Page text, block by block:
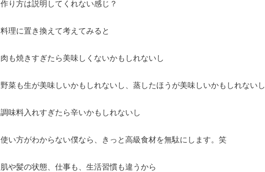
作り方は説明してくれない感じ？
料理に置き換えて考えてみると
肉も焼きすぎたら美味しくないかもしれないし
野菜も生が美味しいかもしれないし、蒸したほうが美味しいかもしれないし
調味料入れすぎたら辛いかもしれないし
使い方がわからない僕なら、きっと高級食材を無駄にします。笑
肌や髪の状態、仕事も、生活習慣も違うから